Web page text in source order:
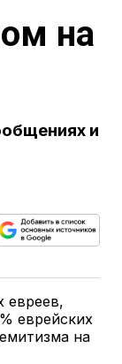
на
и
евреев,
еврейских
на